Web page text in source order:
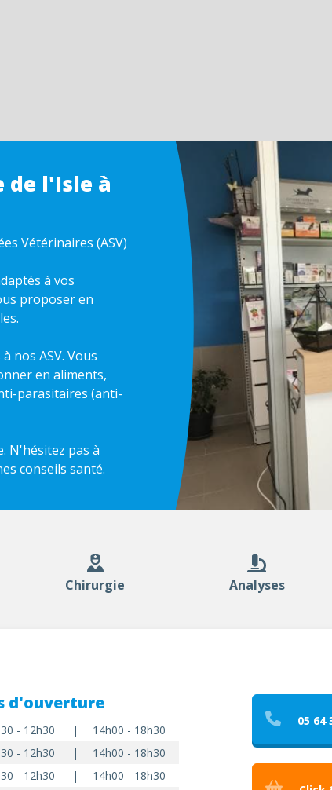
de l'Isle à
Vétérinaires (ASV)
à vos
proposer en
nos ASV. Vous
en aliments,
parasitaires (anti-
N'hésitez pas à
conseils santé.
Chirurgie Analyses
d'ouverture
- 12h30 |
14h00 - 18h30
- 12h30
|
14h00 - 18h30
- 12h30
|
14h00 - 18h30
05 64